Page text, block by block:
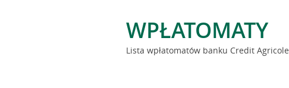
WPŁATOMATY
Lista wpłatomatów banku Credit Agricole